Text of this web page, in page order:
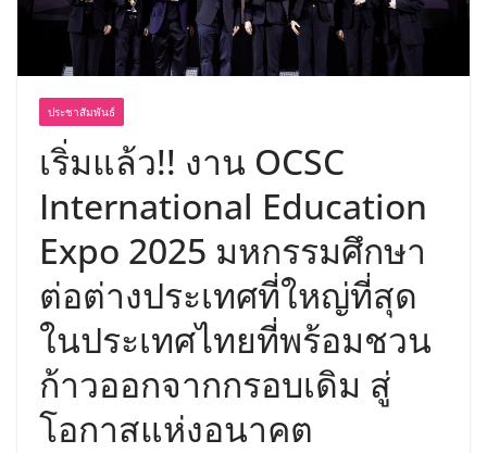
ประชาสัมพันธ์
เริ่มแล้ว!! งาน OCSC
International Education
Expo 2025 มหกรรมศึกษา
ต่อต่างประเทศที่ใหญ่ที่สุด
ในประเทศไทยที่พร้อมชวน
ก้าวออกจากกรอบเดิม สู่
โอกาสแห่งอนาคต